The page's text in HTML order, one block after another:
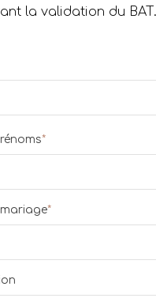
la validation du BAT.
*
*